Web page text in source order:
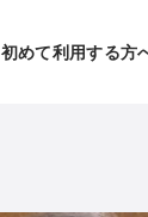
初めて利用する方